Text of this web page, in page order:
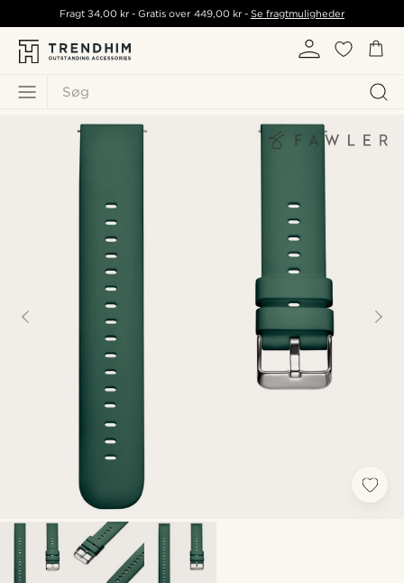
Søg
Fragt34,00 kr - Gratis over 449,00 kr- Se fragtmuligheder